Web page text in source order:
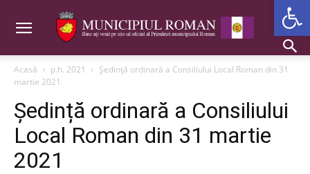
Acasă p.h. 2021
Ședință ordinară a Consiliului Local Roman din 31
martie 2021
Ședință ordinară a Consiliului
Local Roman din 31 martie
2021